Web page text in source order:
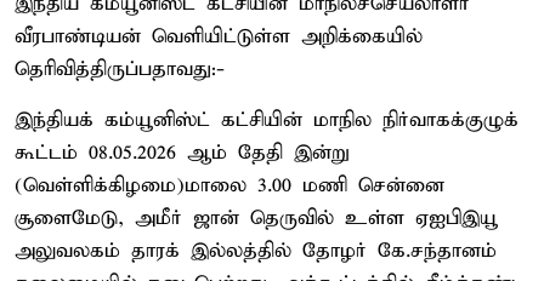
வீரபாண்டியன் வெளியிட்டுள்ள அறிக்கையில்
தெரிவித்திருப்பதாவது:-
இந்தியக் கம்யூனிஸ்ட் கட்சியின் மாநில நிர்வாகக்குழுக்
கூட்டம் 08.05.2026 ஆம் தேதி இன்று
(வெள்ளிக்கிழமை)மாலை 3.00 மணி சென்னை
சூளைமேடு, அமீர் ஜான் தெருவில் உள்ள ஏஐபிஇயூ
அலுவலகம் தாரக் இல்லத்தில் தோழர் கே.சந்தானம்